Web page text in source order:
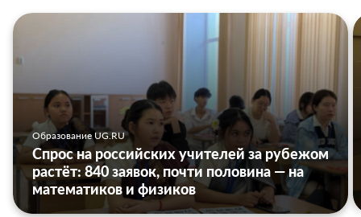
Образование UG.RU
Спрос на российских учителей за рубежом
растёт: 840 заявок, почти половина — на
математиков и физиков